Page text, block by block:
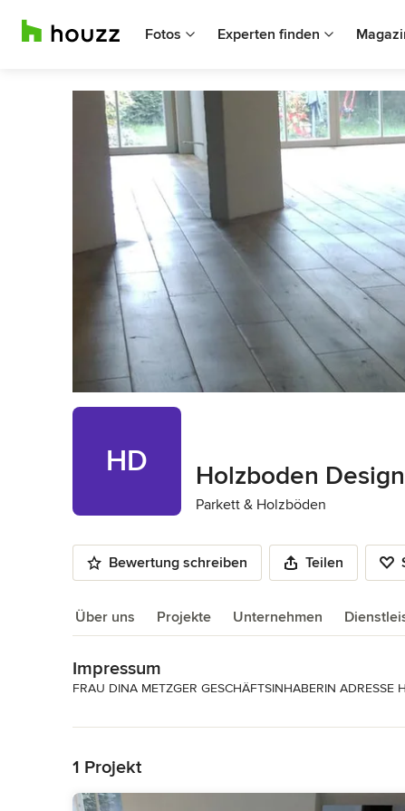
Fotos Experten finden
HD Holzboden Design
Parkett & Holzböden
Bewertung schreiben Teilen
Über uns Projekte Unternehmen
Über uns
Impressum
FRAU DINA METZGER GESCHÄFTSINHABERIN
Kategorie
1 Projekt